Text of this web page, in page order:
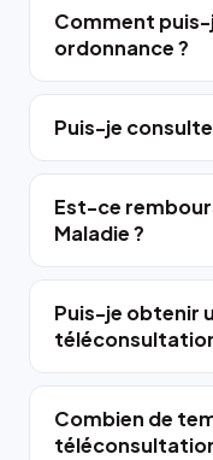
Comment
ordonnance ?
Puis-je
Est-ce
Maladie ?
Puis-je obtenir
Combien de